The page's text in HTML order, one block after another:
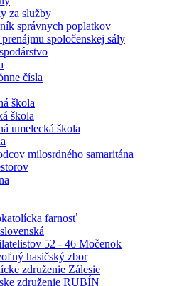
za služby
správnych poplatkov
spoločenskej sály
čísla
škola
škola
umelecká škola
milosrdného samaritána
farnosť
52 - 46 Močenok
hasičský zbor
združenie Zálesie
združenie RUBÍN